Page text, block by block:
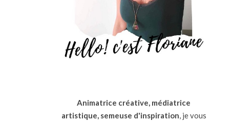
Animatrice créative, médiatrice
artistique, semeuse d'inspiration, je vous